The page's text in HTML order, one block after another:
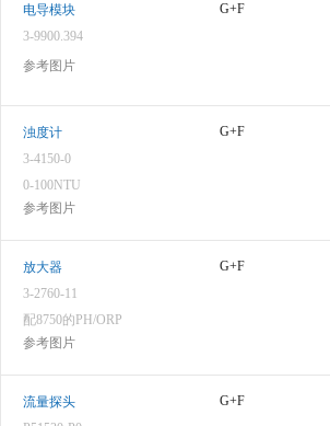
电导模块
3-9900.394
参考图片
图像仅供参考，请参阅产品规格
G+F
浊度计
3-4150-0
0-100NTU
参考图片
G+F
放大器
3-2760-11
配8750的PH/ORP
参考图片
G+F
流量探头
G+F